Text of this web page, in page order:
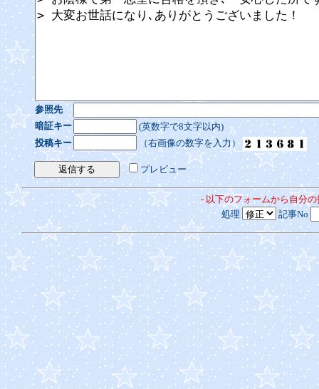
参照先
暗証キー
(英数字で8文字以内)
投稿キー
（右画像の数字を入力）
プレビュー
- 以下のフォームから自分
処理
記事No